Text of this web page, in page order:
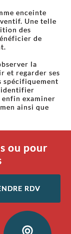
enceinte
Une telle
des
de
la
et regarder ses
spécifiquement
identifier
enfin examiner
ainsi que
ou pour
RDV